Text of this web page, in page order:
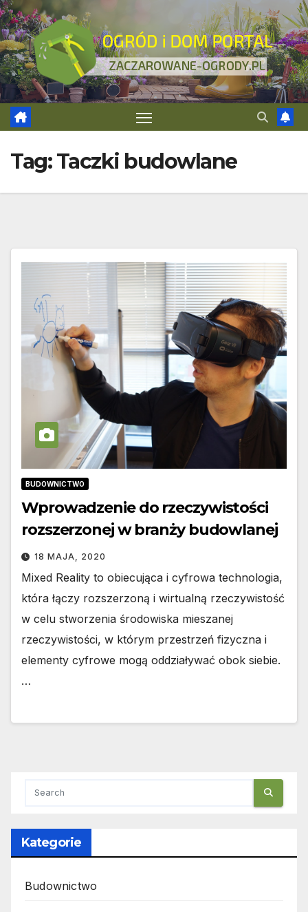
Skip
to
content
Tag:Taczki budowlane
BUDOWNICTWO
Wprowadzenie do rzeczywistości
rozszerzonej w branży budowlanej
18 MAJA, 2020
Mixed Reality to obiecująca i cyfrowa technologia,
która łączy rozszerzoną i wirtualną rzeczywistość
w celu stworzenia środowiska mieszanej
rzeczywistości, w którym przestrzeń fizyczna i
elementy cyfrowe mogą oddziaływać obok siebie.
…
Kategorie
Budownictwo